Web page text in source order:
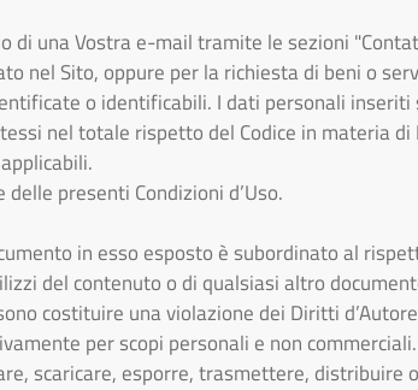
una Vostra e-mail tramite le sezioni
nel Sito, oppure per la richiesta di beni o
o identificabili. I dati personali
nel totale rispetto del Codice in materia di
presenti Condizioni d’Uso.
in esso esposto è subordinato al
del contenuto o di qualsiasi altro
costituire una violazione dei Diritti
per scopi personali e non commerciali.
scaricare, esporre, trasmettere, distribuire